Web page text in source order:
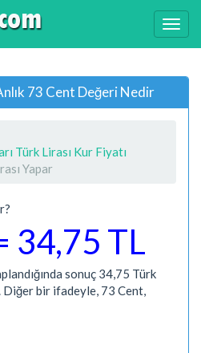
73 Cent Değeri Nedir
Türk Lirası Kur Fiyatı
Yapar
34,75 TL
sonuç 34,75 Türk
Diğer bir ifadeyle, 73 Cent,